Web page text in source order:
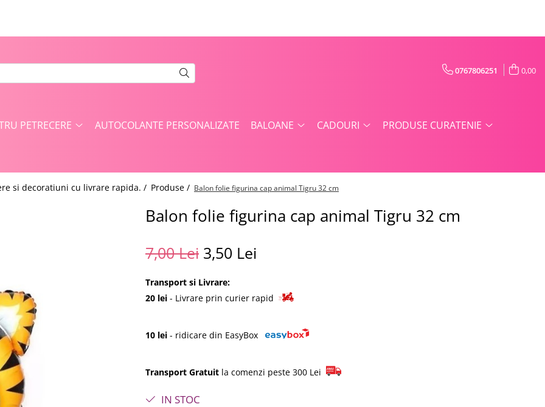
0767806251 0,00
PETRECERE AUTOCOLANTE PERSONALIZATE BALOANE CADOURI PRODUSE CURATENIE
si decoratiuni cu livrare rapida. / Produse / Balon folie figurina cap animal Tigru 32 cm
Balon folie figurina cap animal Tigru 32 cm
7,00 Lei 3,50 Lei
Transport si Livrare:
20 lei - Livrare prin curier rapid
10 lei - ridicare din EasyBox
Transport Gratuit la comenzi peste 300 Lei
IN STOC